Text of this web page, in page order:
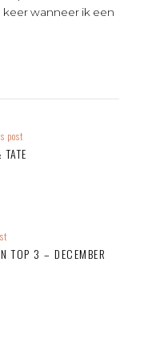
wanneer ik een
post
TOP 3 – DECEMBER